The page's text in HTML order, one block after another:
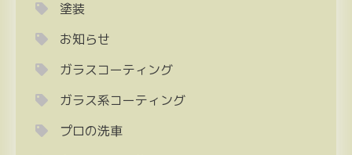
塗装
お知らせ
ガラスコーティング
ガラス系コーティング
プロの洗車